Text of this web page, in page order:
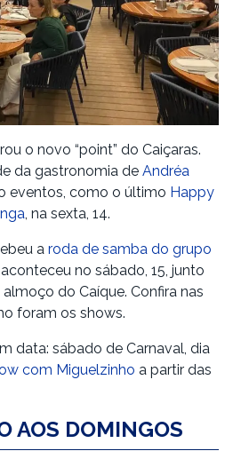
o novo “point” do Caiçaras.
da gastronomia de Andréa
eventos, como o último Happy
, na sexta, 14.
a roda de samba do grupo
no sábado, 15, junto
do Caíque. Confira nas
foram os shows.
data: sábado de Carnaval, dia
com Miguelzinho a partir das
AOS DOMINGOS